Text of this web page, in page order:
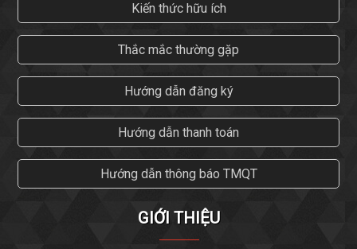
Kiến thức hữu ích
Thắc mắc thường gặp
Hướng dẫn đăng ký
Hướng dẫn thanh toán
Hướng dẫn thông báo TMQT
GIỚI THIỆU